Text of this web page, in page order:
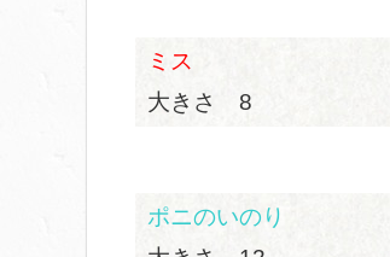
ミス
大きさ 8
ポニのいのり